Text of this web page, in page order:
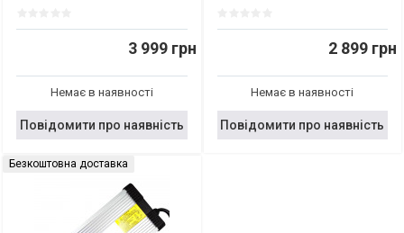
3 999 грн
Немає в наявності
Повідомити про наявність
2 899 грн
Немає в наявності
Повідомити про наявність
Безкоштовна доставка